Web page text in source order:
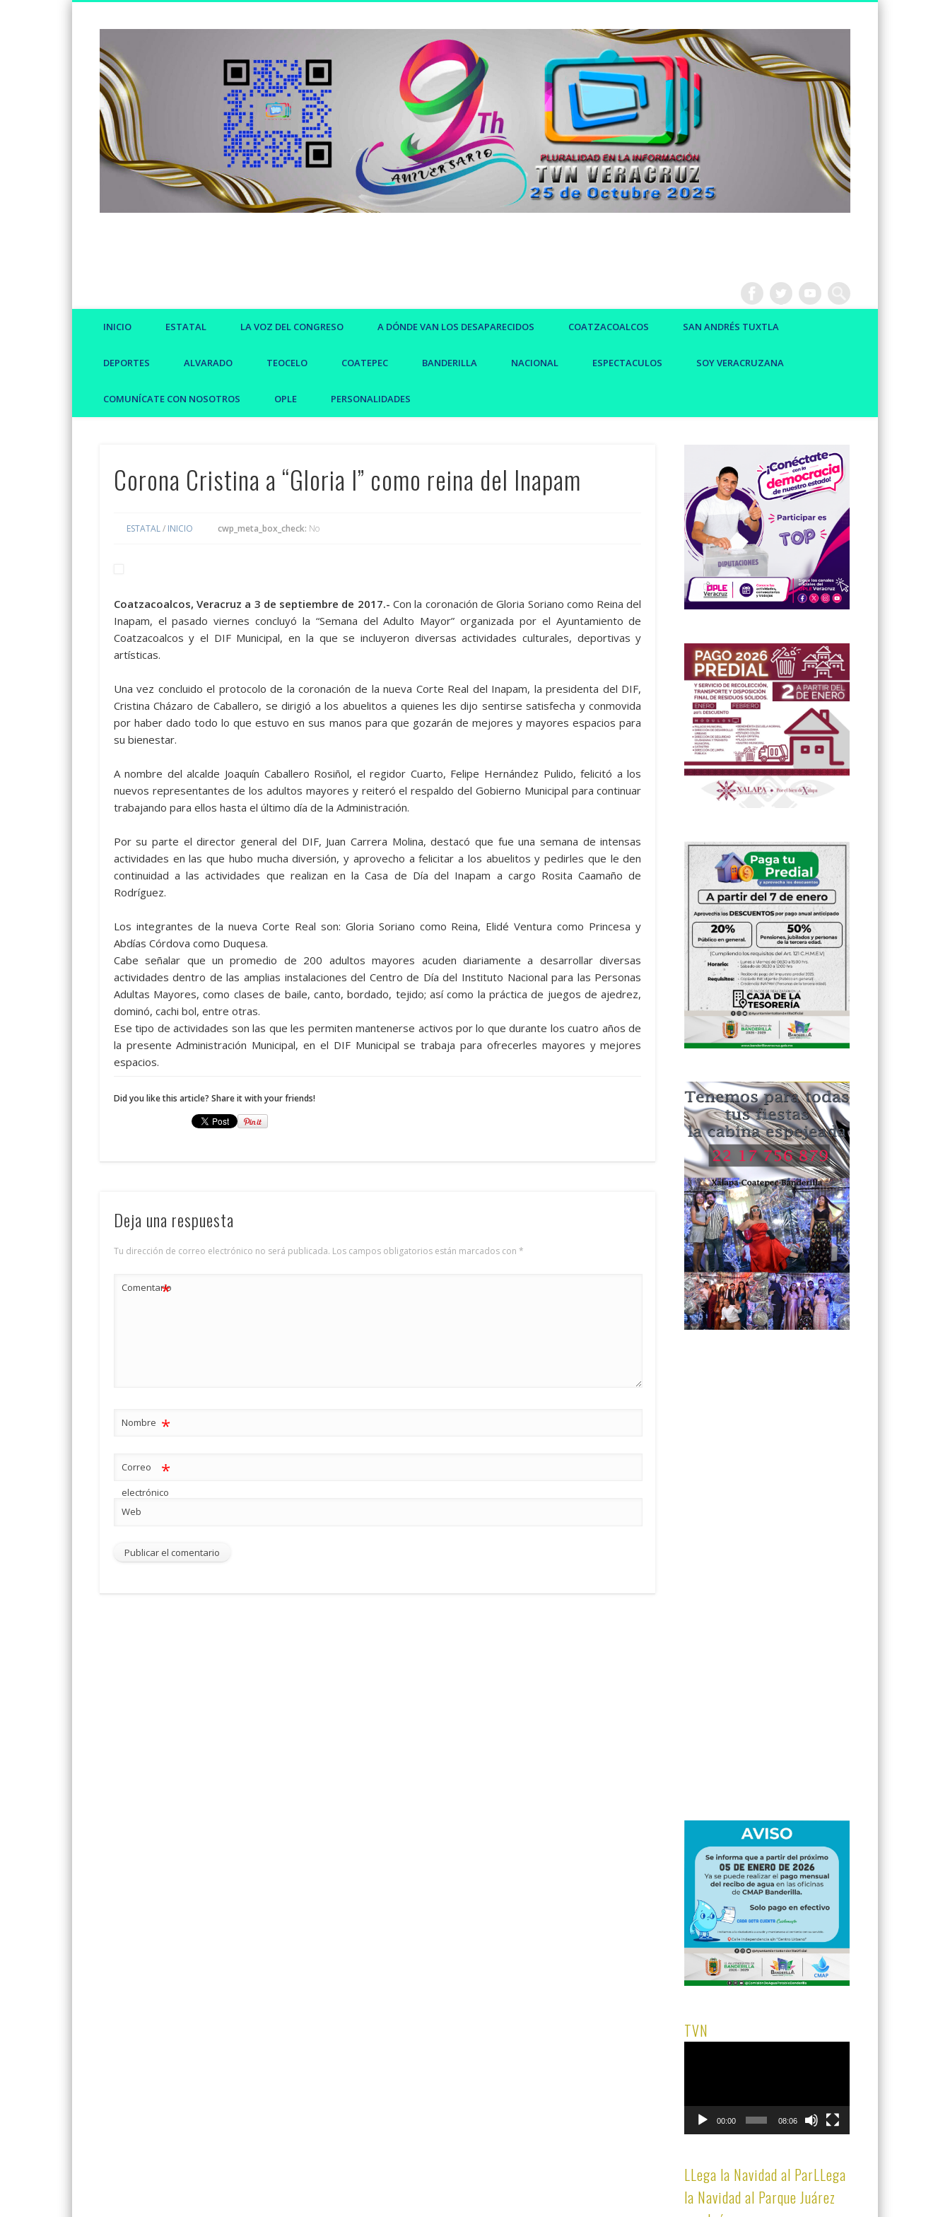
Somos un medio de información independiente, con visión joven.
INICIO ESTATAL LA VOZ DEL CONGRESO A DÓNDE VAN LOS DESAPARECIDOS COATZACOALCOS SAN ANDRÉS TUXTLA
DEPORTES ALVARADO TEOCELO COATEPEC BANDERILLA NACIONAL ESPECTACULOS SOY VERACRUZANA
COMUNÍCATE CON NOSOTROS OPLE PERSONALIDADES
Corona Cristina a “Gloria I” como reina del Inapam
ESTATAL/ INICIO cwp_meta_box_check: No
Coatzacoalcos, Veracruz a 3 de septiembre de 2017.- Con la coronación de Gloria Soriano como Reina del
Inapam, el pasado viernes concluyó la “Semana del Adulto Mayor” organizada por el Ayuntamiento de
Coatzacoalcos y el DIF Municipal, en la que se incluyeron diversas actividades culturales, deportivas y
artísticas.
Una vez concluido el protocolo de la coronación de la nueva Corte Real del Inapam, la presidenta del DIF,
Cristina Cházaro de Caballero, se dirigió a los abuelitos a quienes les dijo sentirse satisfecha y conmovida
por haber dado todo lo que estuvo en sus manos para que gozarán de mejores y mayores espacios para
su bienestar.
A nombre del alcalde Joaquín Caballero Rosiñol, el regidor Cuarto, Felipe Hernández Pulido, felicitó a los
nuevos representantes de los adultos mayores y reiteró el respaldo del Gobierno Municipal para continuar
trabajando para ellos hasta el último día de la Administración.
Por su parte el director general del DIF, Juan Carrera Molina, destacó que fue una semana de intensas
actividades en las que hubo mucha diversión, y aprovecho a felicitar a los abuelitos y pedirles que le den
continuidad a las actividades que realizan en la Casa de Día del Inapam a cargo Rosita Caamaño de
Rodríguez.
Los integrantes de la nueva Corte Real son: Gloria Soriano como Reina, Elidé Ventura como Princesa y
Abdías Córdova como Duquesa.
Cabe señalar que un promedio de 200 adultos mayores acuden diariamente a desarrollar diversas
actividades dentro de las amplias instalaciones del Centro de Día del Instituto Nacional para las Personas
Adultas Mayores, como clases de baile, canto, bordado, tejido; así como la práctica de juegos de ajedrez,
dominó, cachi bol, entre otras.
Ese tipo de actividades son las que les permiten mantenerse activos por lo que durante los cuatro años de
la presente Administración Municipal, en el DIF Municipal se trabaja para ofrecerles mayores y mejores
espacios.
Did you like this article? Share it with your friends!
Deja una respuesta
Tu dirección de correo electrónico no será publicada. Los campos obligatorios están marcados con *
Comentario
*
Nombre *
Correo
electrónico
*
Web
TVN
00:00 08:06
LLega la Navidad al ParLLega
la Navidad al Parque Juárez